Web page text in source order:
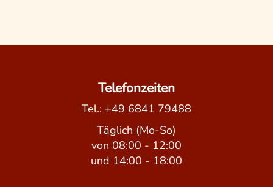
Telefonzeiten
Tel.: +49 6841 79488
Täglich (Mo-So)
von 08:00 - 12:00
und 14:00 - 18:00